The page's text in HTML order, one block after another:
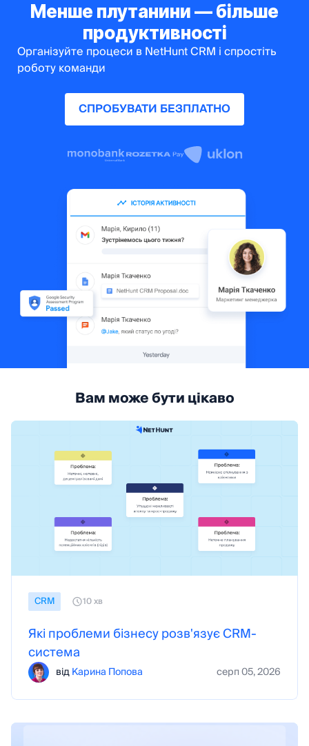
Менше плутанини — більше
продуктивності
Організуйте процеси в NetHunt CRM і спростіть
роботу команди
СПРОБУВАТИ БЕЗПЛАТНО
Вам може бути цікаво
CRM 10 хв
Які проблеми бізнесу розв'язує CRM-
система
відКарина Попова серп 05, 2026